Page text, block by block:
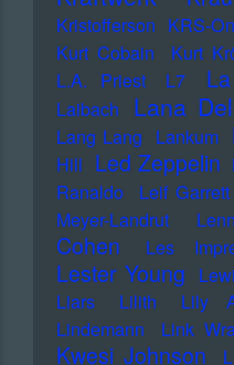
Kristofferson KRS-
Kurt Cobain
Kurt
L.A. Priest L7
Laibach Lana
Lang Lang Lankum
Hill Led Zeppelin
Ranaldo
Leif Garrett
Meyer-Landrut
Cohen
Les
Lester Young
Liars
Lilith Lily
Lindemann
Link
Kwesi Johnson